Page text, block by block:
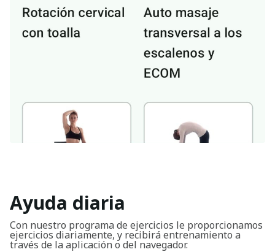
Ayuda diaria
Con nuestro programa de ejercicios le proporcionamos
ejercicios diariamente, y recibirá entrenamiento a
través de la aplicación o del navegador.